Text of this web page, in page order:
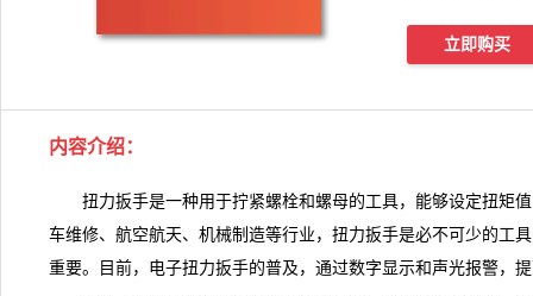
立即购买
内容介绍：
扭力扳手是一种用于拧紧螺栓和螺母的工具，能够设定扭矩值
车维修、航空航天、机械制造等行业，扭力扳手是必不可少的工
重要。目前，电子扭力扳手的普及，通过数字显示和声光报警，